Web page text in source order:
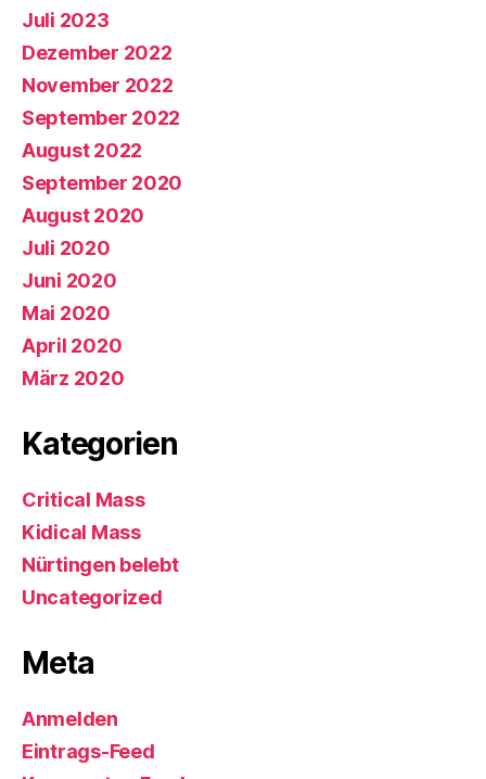
Juli 2023
Dezember 2022
November 2022
September 2022
August 2022
September 2020
August 2020
Juli 2020
Juni 2020
Mai 2020
April 2020
März 2020
Kategorien
Critical Mass
Kidical Mass
Nürtingen belebt
Uncategorized
Meta
Anmelden
Eintrags-Feed